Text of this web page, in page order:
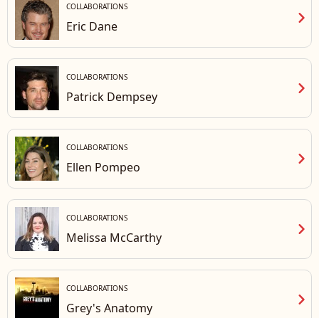
COLLABORATIONS
Eric Dane chevron_right
COLLABORATIONS
Patrick Dempsey chevron_right
COLLABORATIONS
Ellen Pompeo chevron_right
COLLABORATIONS
Melissa McCarthy chevron_right
COLLABORATIONS
Grey's Anatomy chevron_right